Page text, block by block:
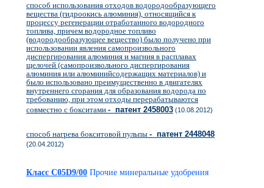
способ использования отходов водородообразующего
вещества (гидроокись алюминия), относящийся к
процессу регенерации отработанного водородного
топлива, причем водородное топливо
(водородообразующее вещество) было получено при
использовании явления самопроизвольного
диспергирования алюминия и магния в расплавах
щелочей (самопроизвольного диспергирования
алюминия или алюминийсодержащих материалов) и
было использовано преимущественно в двигателях
внутреннего сгорания для образования водорода по
требованию, при этом отходы перерабатываются
совместно с бокситами - патент 2458003 (10.08.2012)
способ нагрева бокситовой пульпы - патент 2448048
(20.04.2012)
Класс C05D9/00 Прочие минеральные удобрения